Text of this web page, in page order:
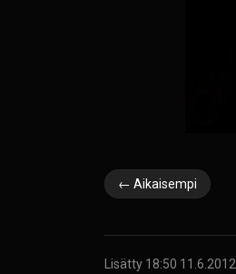
← Aikaisempi
Lisätty 18:50 11.6.2012